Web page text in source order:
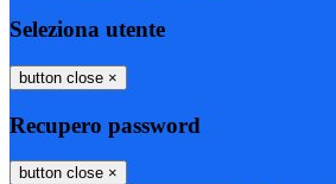
Seleziona utente
button close ×
Recupero password
button close ×